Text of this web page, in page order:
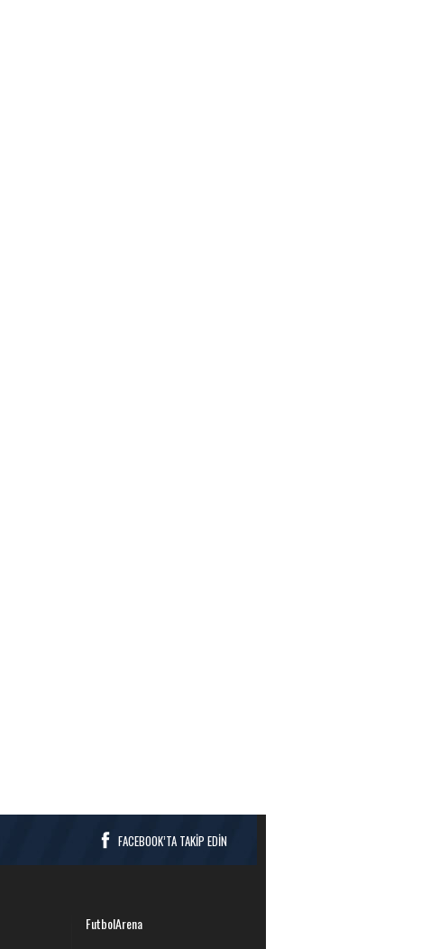
FACEBOOK’TA TAKİP EDİN
FutbolArena